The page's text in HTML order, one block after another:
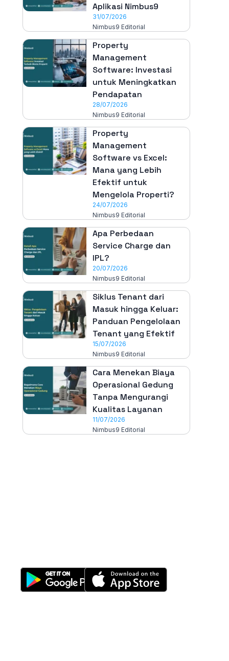
Aplikasi Nimbus9
31/07/2026
Nimbus9 Editorial
Property
Management
Software: Investasi
untuk Meningkatkan
Pendapatan
28/07/2026
Nimbus9 Editorial
Property
Management
Software vs Excel:
Mana yang Lebih
Efektif untuk
Mengelola Properti?
24/07/2026
Nimbus9 Editorial
Apa Perbedaan
Service Charge dan
IPL?
20/07/2026
Nimbus9 Editorial
Siklus Tenant dari
Masuk hingga Keluar:
Panduan Pengelolaan
Tenant yang Efektif
15/07/2026
Nimbus9 Editorial
Cara Menekan Biaya
Operasional Gedung
Tanpa Mengurangi
Kualitas Layanan
11/07/2026
Nimbus9 Editorial